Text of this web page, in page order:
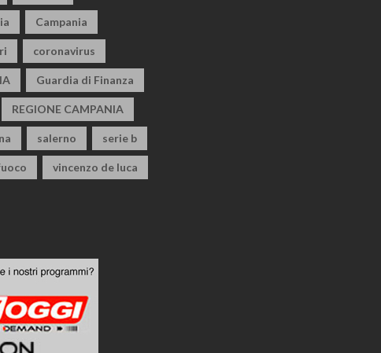
Campania
coronavirus
Guardia di Finanza
REGIONE CAMPANIA
salerno serie b
vincenzo de luca